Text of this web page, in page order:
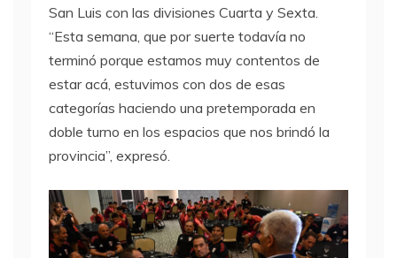
San Luis con las divisiones Cuarta y Sexta.
“Esta semana, que por suerte todavía no
terminó porque estamos muy contentos de
estar acá, estuvimos con dos de esas
categorías haciendo una pretemporada en
doble turno en los espacios que nos brindó la
provincia”, expresó.